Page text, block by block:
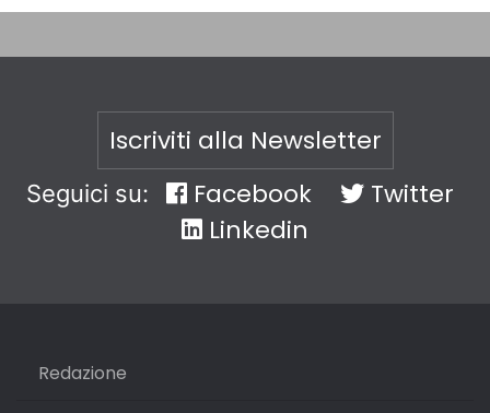
Iscriviti alla Newsletter
Seguici su: Facebook
Twitter
Linkedin
Redazione